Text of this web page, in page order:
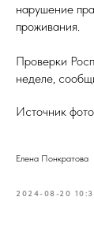
нарушение
проживания.
Проверки
неделе,
Источник
Елена Понкратова
2024-08-20